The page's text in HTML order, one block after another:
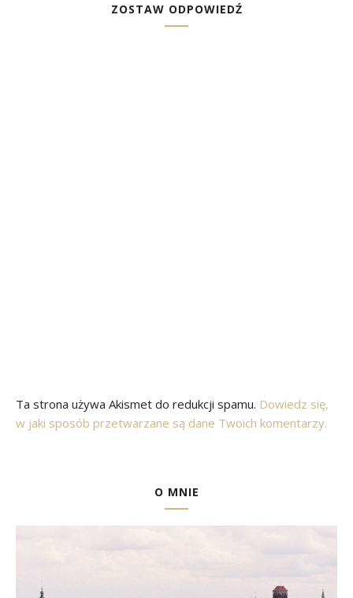
ZOSTAW ODPOWIEDŹ
Ta strona używa Akismet do redukcji spamu. Dowiedz się,
w jaki sposób przetwarzane są dane Twoich komentarzy.
O MNIE